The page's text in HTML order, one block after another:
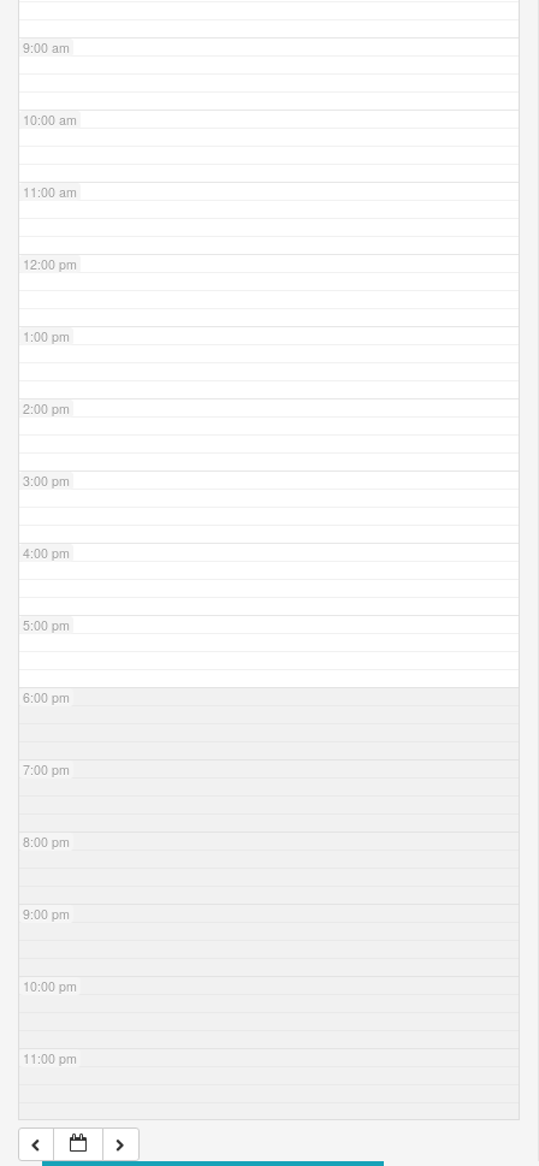
9:00 am
10:00 am
11:00 am
12:00 pm
1:00 pm
2:00 pm
3:00 pm
4:00 pm
5:00 pm
6:00 pm
7:00 pm
8:00 pm
9:00 pm
10:00 pm
11:00 pm